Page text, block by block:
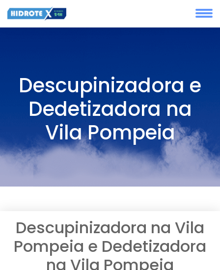
Descupinizadora e
Dedetizadora na
Vila Pompeia
Descupinizadora na Vila
Pompeia e Dedetizadora
na Vila Pompeia